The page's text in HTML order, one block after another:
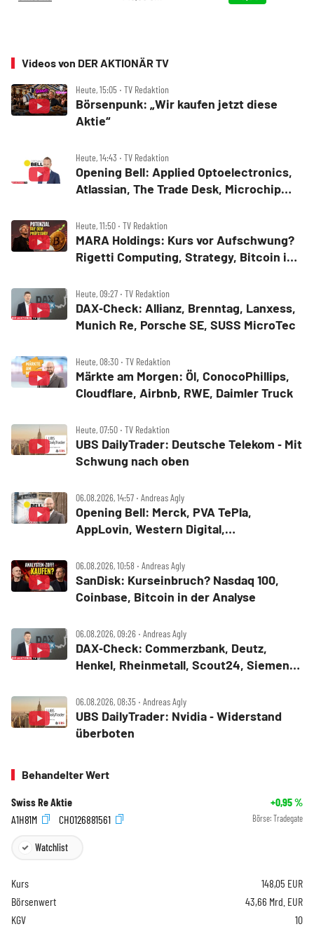
Videos von DER AKTIONÄR TV
Heute, 15:05 ‧ TV Redaktion
Börsenpunk: „Wir kaufen jetzt diese
Aktie“
Heute, 14:43 ‧ TV Redaktion
Opening Bell: Applied Optoelectronics,
Atlassian, The Trade Desk, Microchip
Digital
Heute, 11:50 ‧ TV Redaktion
MARA Holdings: Kurs vor Aufschwung?
Rigetti Computing, Strategy, Bitcoin in
Heute, 09:27 ‧ TV Redaktion
DAX‑Check: Allianz, Brenntag, Lanxess,
Munich Re, Porsche SE, SUSS MicroTec
Heute, 08:30 ‧ TV Redaktion
Märkte am Morgen: Öl, ConocoPhillips,
Cloudflare, Airbnb, RWE, Daimler Truck
Heute, 07:50 ‧ TV Redaktion
UBS DailyTrader: Deutsche Telekom ‑ Mit
Schwung nach oben
06.08.2026, 14:57 ‧ Andreas Agly
Opening Bell: Merck, PVA TePla,
AppLovin, Western Digital,
06.08.2026, 10:58 ‧ Andreas Agly
SanDisk: Kurseinbruch? Nasdaq 100,
Coinbase, Bitcoin in der Analyse
06.08.2026, 09:26 ‧ Andreas Agly
DAX‑Check: Commerzbank, Deutz,
Henkel, Rheinmetall, Scout24, Siemens,
06.08.2026, 08:35 ‧ Andreas Agly
UBS DailyTrader: Nvidia ‑ Widerstand
überboten
Behandelter Wert
Swiss Re Aktie +0,95%
A1H81M
CH0126881561 Börse: Tradegate
Watchlist
Kurs 148,05 EUR
Börsenwert
43,66 Mrd. EUR
KGV
10